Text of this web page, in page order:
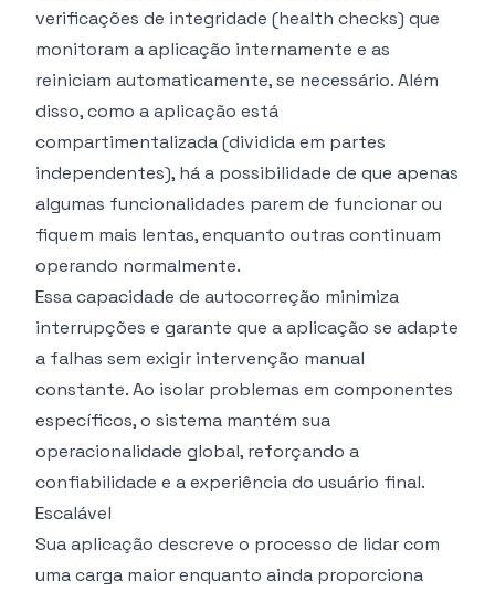
verificações de integridade (health checks) que
monitoram a aplicação internamente e as
reiniciam automaticamente, se necessário. Além
disso, como a aplicação está
compartimentalizada (dividida em partes
independentes), há a possibilidade de que apenas
algumas funcionalidades parem de funcionar ou
fiquem mais lentas, enquanto outras continuam
operando normalmente.
Essa capacidade de autocorreção minimiza
interrupções e garante que a aplicação se adapte
a falhas sem exigir intervenção manual
constante. Ao isolar problemas em componentes
específicos, o sistema mantém sua
operacionalidade global, reforçando a
confiabilidade e a experiência do usuário final.
Escalável
Sua aplicação descreve o processo de lidar com
uma carga maior enquanto ainda proporciona